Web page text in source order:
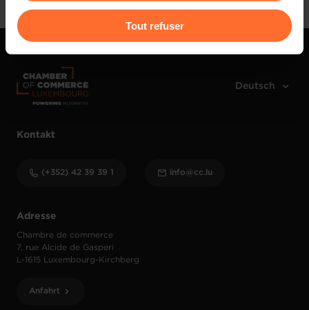
Pour de plus amples informations sur la manière dont
nous utilisons lescookies et sommes amenés à traiter
vos données personnelles, vous pouvez consulter notre
Charte d’usage des cookies
protection des données personnelles
Tout refuser
Adresse
Chambre de commerce
7, rue Alcide de Gasperi
L-1615 Luxembourg-Kirchberg
Anfahrt
Kontakt
(+352) 42 39 39 1 info@cc.lu